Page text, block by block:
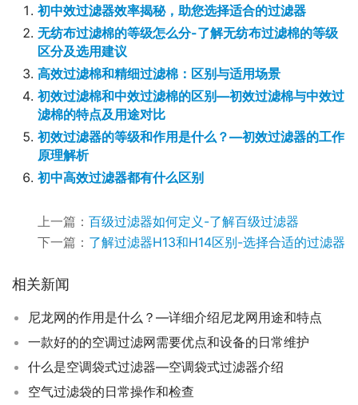
初中效过滤器效率揭秘，助您选择适合的过滤器
无纺布过滤棉的等级怎么分-了解无纺布过滤棉的等级
区分及选用建议
高效过滤棉和精细过滤棉：区别与适用场景
初效过滤棉和中效过滤棉的区别—初效过滤棉与中效过
滤棉的特点及用途对比
初效过滤器的等级和作用是什么？—初效过滤器的工作
原理解析
初中高效过滤器都有什么区别
上一篇： 百级过滤器如何定义-了解百级过滤器
下一篇： 了解过滤器H13和H14区别-选择合适的过滤器
相关新闻
尼龙网的作用是什么？—详细介绍尼龙网用途和特点
一款好的的空调过滤网需要优点和设备的日常维护
什么是空调袋式过滤器—空调袋式过滤器介绍
空气过滤袋的日常操作和检查